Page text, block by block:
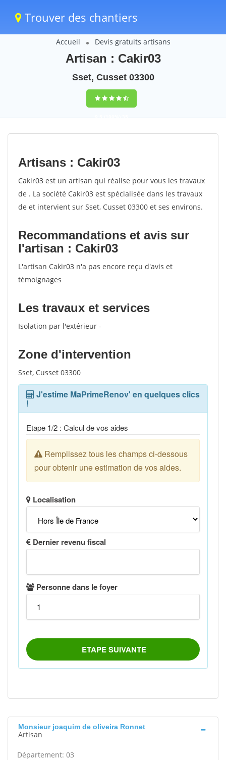
Trouver des chantiers
Accueil Devis gratuits artisans
Artisan : Cakir03
Sset, Cusset 03300
9,5(100%)35
votes
Artisans : Cakir03
Cakir03 est un artisan qui réalise pour vous les travaux
de . La société Cakir03 est spécialisée dans les travaux
de et intervient sur Sset, Cusset 03300 et ses environs.
Recommandations et avis sur
l'artisan : Cakir03
L'artisan Cakir03 n'a pas encore reçu d'avis et
témoignages
Les travaux et services
Isolation par l'extérieur -
Zone d'intervention
Sset, Cusset 03300
Monsieur joaquim de oliveira Ronnet
Artisan
Département: 03